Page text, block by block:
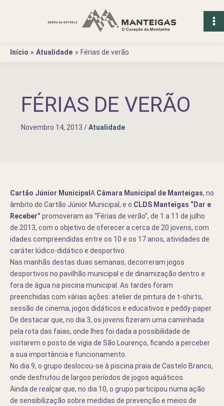
Início
Atualidade Férias de verão
FÉRIAS DE VERÃO
Novembro 14, 2013 /Atualidade
Cartão Júnior Municipal A Câmara Municipal de Manteigas, no
âmbito do Cartão Júnior Municipal, e o CLDS Manteigas “Dar e
Receber” promoveram as “Férias de verão”, de 1 a 11 de julho
de 2013, com o objetivo de oferecer a cerca de 20 jovens, com
idades compreendidas entre os 10 e os 17 anos, atividades de
caráter lúdico-didático e desportivo.
Nas manhãs destas duas semanas, decorreram jogos
desportivos no pavilhão municipal e de dinamização dentro e
fora de água na piscina municipal. As tardes foram
preenchidas com várias ações: atelier de pintura de t-shirts,
sessão de cinema, jogos didáticos e educativos e peddy-paper.
De destacar que, no dia 3, os jovens fizeram uma caminhada
pela rota das faias, onde lhes foi dada a possibilidade de
visitarem o posto de vigia de São Lourenço, ficando a perceber
a sua importância e funcionamento.
No dia 9, o grupo deslocou-se à piscina praia de Castelo Branco,
onde desfrutou de largos períodos de jogos aquáticos.
Ainda de realçar que, no dia 10, o grupo participou numa ação
de sensibilização sobre medidas de prevenção e meios de